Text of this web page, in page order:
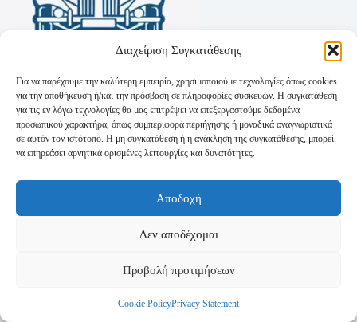
Διαχείριση Συγκατάθεσης
Για να παρέχουμε την καλύτερη εμπειρία, χρησιμοποιούμε τεχνολογίες όπως cookies
για την αποθήκευση ή/και την πρόσβαση σε πληροφορίες συσκευών. Η συγκατάθεση
για τις εν λόγω τεχνολογίες θα μας επιτρέψει να επεξεργαστούμε δεδομένα
προσωπικού χαρακτήρα, όπως συμπεριφορά περιήγησης ή μοναδικά αναγνωριστικά
σε αυτόν τον ιστότοπο. Η μη συγκατάθεση ή η ανάκληση της συγκατάθεσης, μπορεί
να επηρεάσει αρνητικά ορισμένες λειτουργίες και δυνατότητες.
Αποδοχή
Δεν αποδέχομαι
Προβολή προτιμήσεων
Cookie PolicyPrivacy Statement
Πολιτική Απορρήτου
Τρόποι Αποστολής
Τρόποι Πληρωμής